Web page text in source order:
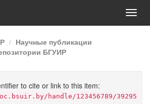
Научные публикации
БГУИР
to cite or link to this item:
handle/123456789/39295